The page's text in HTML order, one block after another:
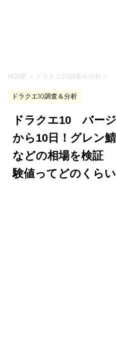
HOME > ドラクエ10調査＆分析 >
ドラクエ10調査＆分析
ドラクエ10 バー
から10日！グレン
などの相場を検証
験値ってどのくらい